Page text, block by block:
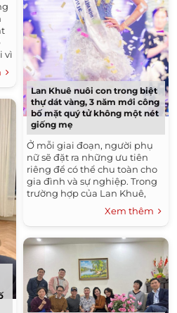
vì
Lan Khuê nuôi con trong biệt
thự dát vàng, 3 năm mới công
bố mặt quý tử không một nét
giống mẹ
Ở mỗi giai đoạn, người phụ
nữ sẽ đặt ra những ưu tiên
riêng để có thể chu toàn cho
gia đình và sự nghiệp. Trong
trường hợp của Lan Khuê,
những năm qua, cô chọn
dành thời gian vun vén và...
Xem thêm